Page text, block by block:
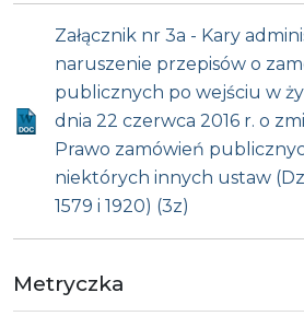
Załącznik nr 3a - Kary
naruszenie przepisów o
publicznych po wejściu w
dnia 22 czerwca 2016 r. o
Prawo zamówień
niektórych innych ustaw
1579 i 1920) (3z)
Metryczka